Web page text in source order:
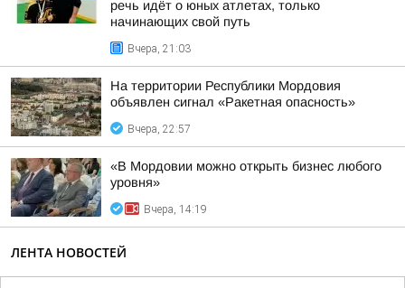
речь идёт о юных атлетах, только
начинающих свой путь
Вчера, 21:03
На территории Республики Мордовия
объявлен сигнал «Ракетная опасность»
Вчера, 22:57
«В Мордовии можно открыть бизнес любого
уровня»
Вчера, 14:19
ЛЕНТА НОВОСТЕЙ